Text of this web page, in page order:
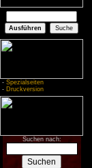
- Spezialseiten
- Druckversion
Suchen nach: